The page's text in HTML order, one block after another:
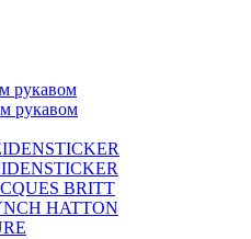
рукавом
рукавом
BRITT
HATTON